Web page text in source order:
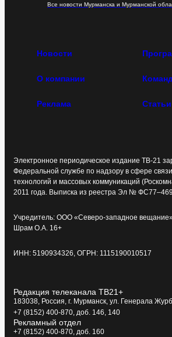
Все новости Мурманска и Мурманской
Новости
О компании
Реклама Статьи
Электронное периодическое издание ТВ-21
Федеральной службе по надзору в сфере
технологий и массовых коммуникаций
2011 года. Выписка из реестра Эл №
Учредитель: ООО «Северо-западное
Шрам О.А. 16+
ИНН: 5190934326, ОГРН: 1115190010517
Редакция телеканала ТВ21+
183038, Россия, г. Мурманск, ул. Генерала
+7 (8152) 400-870, доб. 146, 140
Рекламный отдел
+7 (8152) 400-870, доб. 160